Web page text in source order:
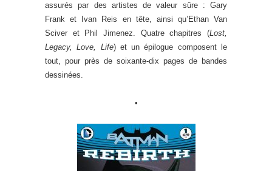
assurés par des artistes de valeur sûre : Gary
Frank et Ivan Reis en tête, ainsi qu’Ethan Van
Sciver et Phil Jimenez. Quatre chapitres (Lost,
Legacy, Love, Life) et un épilogue composent le
tout, pour près de soixante-dix pages de bandes
dessinées.
•